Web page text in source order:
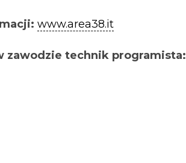
www.area38.it
zawodzie technik programista: